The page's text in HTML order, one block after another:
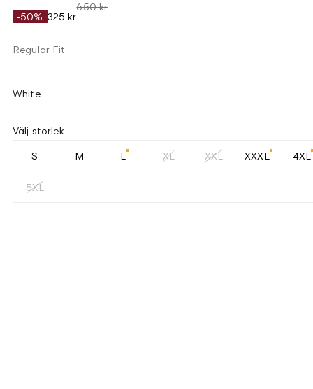
-50% 325 kr
650 kr
Regular Fit
White
Välj storlek
S M L XL XXL XXXL 4XL
5XL